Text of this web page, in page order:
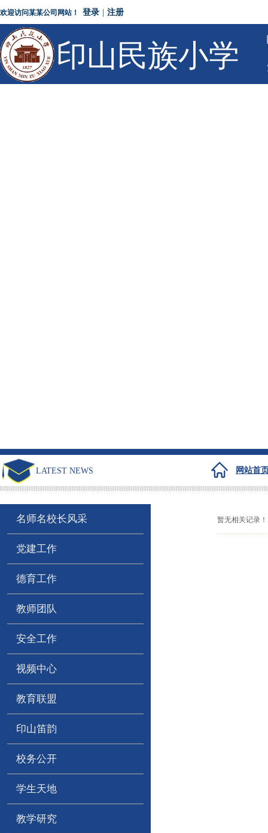
登录 注册
欢迎访问某某公司网站！
印山民族小学
LATEST NEWS 网站首
名师名校长风采
党建工作
德育工作
教师团队
安全工作
视频中心
教育联盟
印山笛韵
校务公开
学生天地
教学研究
暂无相关记录！